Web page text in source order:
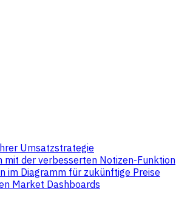
Umsatzstrategie
mit der verbesserten Notizen-Funktion
im Diagramm für zukünftige Preise
Market Dashboards